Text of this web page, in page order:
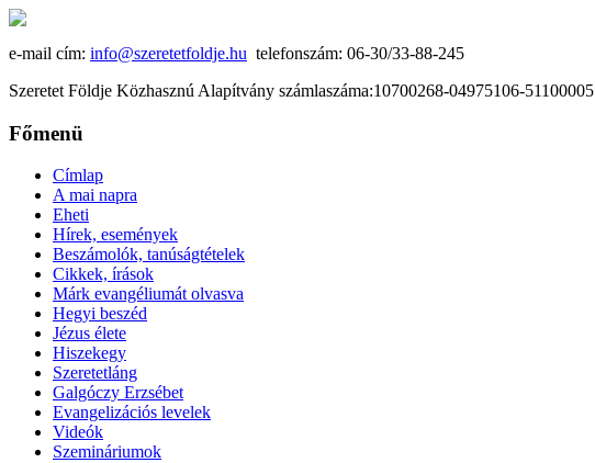
e-mail cím: info@szeretetfoldje.hu telefonszám: 06-30/33-88-245
Szeretet Földje Közhasznú Alapítvány számlaszáma:10700268-04975106-51100005
Főmenü
Címlap
A mai napra
Eheti
Hírek, események
Beszámolók, tanúságtételek
Cikkek, írások
Márk evangéliumát olvasva
Hegyi beszéd
Jézus élete
Hiszekegy
Szeretetláng
Galgóczy Erzsébet
Evangelizációs levelek
Videók
Szemináriumok